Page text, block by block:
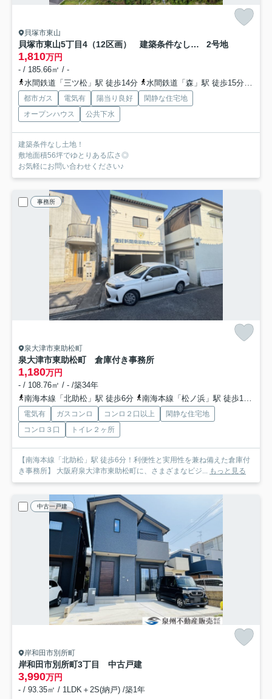
貝塚市東山
貝塚市東山5丁目4（12区画） 建築条件なし土地 2号地
1,810万円
- / 185.66㎡ / -
水間鉄道「三ツ松」駅 徒歩14分
水間鉄道「森」駅 徒歩15分
都市ガス 電気有 陽当り良好
閑静な住宅地
オープンハウス
公共下水
建築条件なし土地！
敷地面積56坪でゆとりある広さ◎
お気軽にお問い合わせください♪
事務所
泉大津市東助松町
泉大津市東助松町 倉庫付き事務所
1,180万円
- / 108.76㎡ / - /築34年
南海本線「北助松」駅 徒歩6分
南海本線「松ノ浜」駅 徒歩16分
電気有 ガスコンロ コンロ２口以上
閑静な住宅地
コンロ３口
トイレ２ヶ所
【南海本線「北助松」駅 徒歩6分！利便性と実用性を兼ね備えた倉庫付
き事務所】 大阪府泉大津市東助松町に、さまざまなビジ...
もっと見る
中古一戸建
岸和田市別所町
岸和田市別所町3丁目 中古戸建
3,990万円
- / 93.35㎡ / 1LDK＋2S(納戸) /築1年